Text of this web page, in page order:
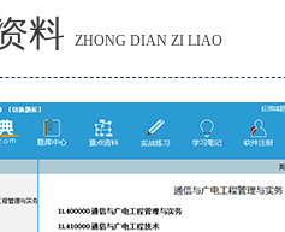
料 ZHONG DIAN ZI LIAO